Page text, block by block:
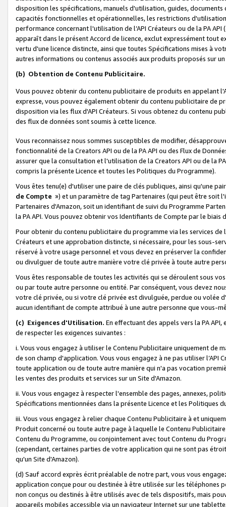
disposition les spécifications, manuels d'utilisation, guides,
capacités fonctionnelles et opérationnelles, les restrictions
performance concernant l'utilisation de l’API Créateurs ou de la PA
apparaît dans le présent Accord de licence, exclut expressément tout
vertu d'une licence distincte, ainsi que toutes Spécifications mises à
autres informations ou contenus associés aux produits proposés sur
(b) Obtention de Contenu Publicitaire.
Vous pouvez obtenir du contenu publicitaire de produits en appelant
expresse, vous pouvez également obtenir du contenu publicitaire de
disposition via les flux d'API Créateurs. Si vous obtenez du contenu
des flux de données sont soumis à cette licence.
Vous reconnaissez nous sommes susceptibles de modifier,
fonctionnalité de la Creators API ou de la PA API ou des Flux de
assurer que la consultation et l'utilisation de la Creators API ou de la
compris la présente Licence et toutes les Politiques du Programme).
Vous êtes tenu(e) d'utiliser une paire de clés publiques, ainsi qu'une
de Compte ») et un paramètre de tag Partenaires (qui peut être soit
Partenaires d'Amazon, soit un identifiant de suivi du Programme
la PA API. Vous pouvez obtenir vos Identifiants de Compte par le biais
Pour obtenir du contenu publicitaire du programme via les services
Créateurs et une approbation distincte, si nécessaire, pour les sous-
réservé à votre usage personnel et vous devez en préserver la
ou divulguer de toute autre manière votre clé privée à toute autre
Vous êtes responsable de toutes les activités qui se déroulent sous
ou par toute autre personne ou entité. Par conséquent, vous devez
votre clé privée, ou si votre clé privée est divulguée, perdue ou volée
aucun identifiant de compte attribué à une autre personne que vous-
(c) Exigences d'Utilisation. En effectuant des appels vers la PA
de respecter les exigences suivantes :
i. Vous vous engagez à utiliser le Contenu Publicitaire uniquement de
de son champ d'application. Vous vous engagez à ne pas utiliser l’API
toute application ou de toute autre manière qui n'a pas vocation
les ventes des produits et services sur un Site d'Amazon.
ii. Vous vous engagez à respecter l'ensemble des pages, annexes,
Spécifications mentionnées dans la présente Licence et les Politiques
iii. Vous vous engagez à relier chaque Contenu Publicitaire à et
Produit concerné ou toute autre page à laquelle le Contenu
Contenu du Programme, ou conjointement avec tout Contenu du
(cependant, certaines parties de votre application qui ne sont pas
qu'un Site d'Amazon).
(d) Sauf accord exprès écrit préalable de notre part, vous vous
application conçue pour ou destinée à être utilisée sur les téléphones
non conçus ou destinés à être utilisés avec de tels dispositifs, mais
appareils mobiles accessible via un navigateur Internet sur une